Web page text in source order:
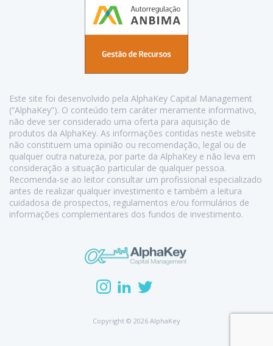
Este site foi desenvolvido pela AlphaKey Capital Management
(“AlphaKey”). O conteúdo tem caráter meramente informativo,
não deve ser considerado uma oferta para aquisição de
produtos da AlphaKey. As informações contidas neste website
não constituem uma opinião ou recomendação, legal ou de
qualquer outra natureza, por parte da AlphaKey e não leva em
consideração a situação particular de qualquer pessoa.
Recomenda-se ao leitor consultar um profissional especializado
antes de realizar qualquer investimento e também a leitura
cuidadosa de prospectos, regulamentos e/ou formulários de
informações complementares dos fundos de investimento.
Copyright © 2026 AlphaKey